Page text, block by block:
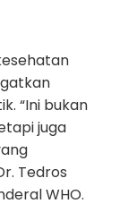
“Ini bukan
juga
Tedros
WHO.